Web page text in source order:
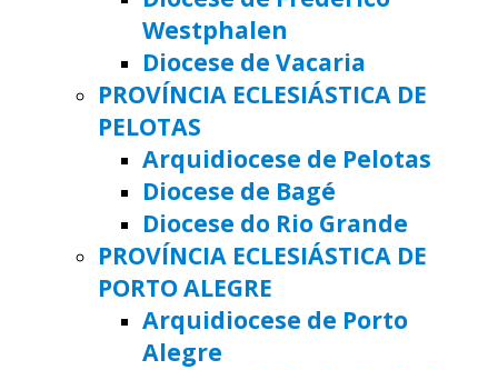
Westphalen
Diocese de Vacaria
PROVÍNCIA ECLESIÁSTICA DE
PELOTAS
Arquidiocese de Pelotas
Diocese de Bagé
Diocese do Rio Grande
PROVÍNCIA ECLESIÁSTICA DE
PORTO ALEGRE
Arquidiocese de Porto
Alegre